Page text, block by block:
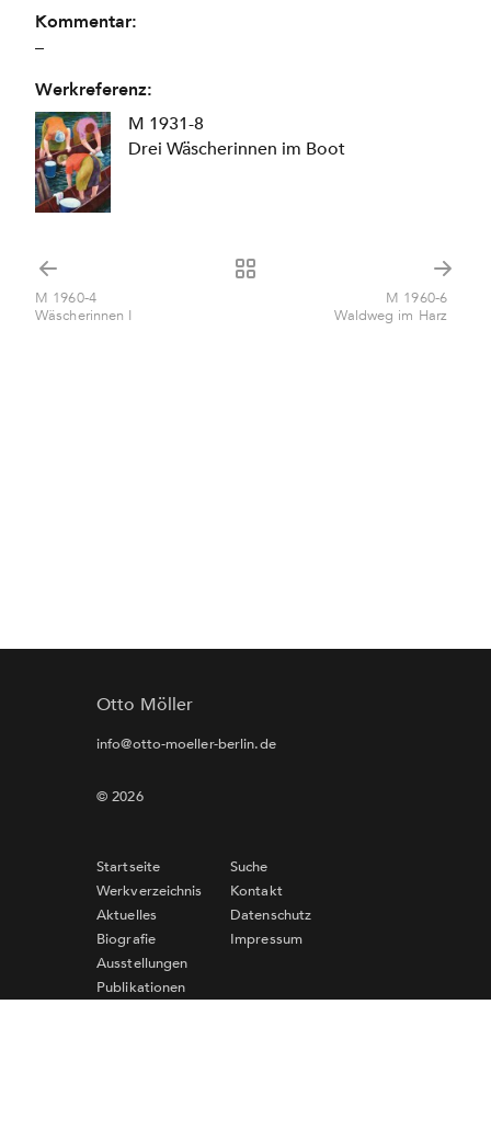
Kommentar:
–
Werkreferenz:
M 1931-8
Drei Wäscherinnen im Boot
M 1960-4
Wäscherinnen I
M 1960-6
Waldweg im Harz
Otto Möller
info@otto-moeller-berlin.de
© 2026
Startseite
Werkverzeichnis
Aktuelles
Biografie
Ausstellungen
Publikationen
Suche
Kontakt
Datenschutz
Impressum